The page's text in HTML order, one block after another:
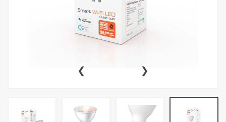
‹ ›